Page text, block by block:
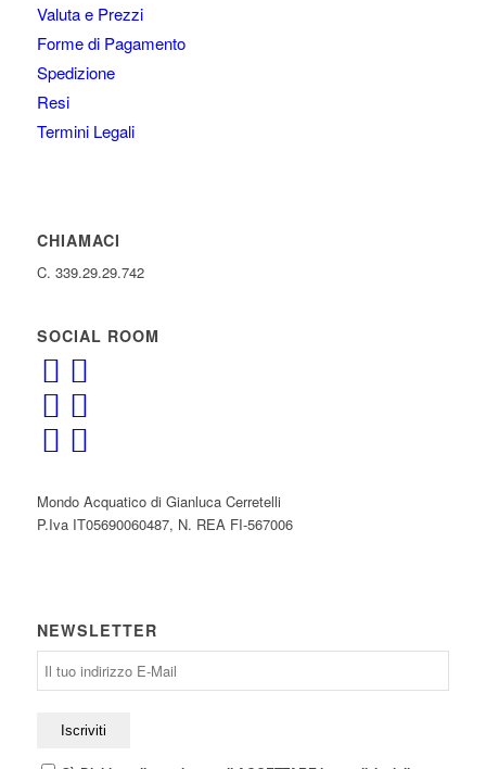
Valuta e Prezzi
Forme di Pagamento
Spedizione
Resi
Termini Legali
CHIAMACI
C. 339.29.29.742
SOCIAL ROOM
Mondo Acquatico di Gianluca Cerretelli
P.Iva IT05690060487, N. REA FI-567006
NEWSLETTER